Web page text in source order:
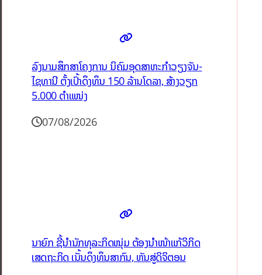
ລົງນາມສຶກສາໂຄງການ ນິຄົມອຸດສາຫະກຳວຽງຈັນ-
ໄຊທານີ ຕັ້ງເປົ້າດຶງທຶນ 150 ລ້ານໂດລາ, ສ້າງວຽກ
5.000 ຕຳແໜ່ງ
07/08/2026
ນາຍົກ ຊີ້ນຳນັກທຸລະກິດໜຸ່ມ ຕ້ອງນຳໜ້າແກ້ວິກິດ
ເສດຖະກິດ ເນັ້ນດຶງທຶນສາກົນ, ຫັນສູ່ດິຈິຕອນ